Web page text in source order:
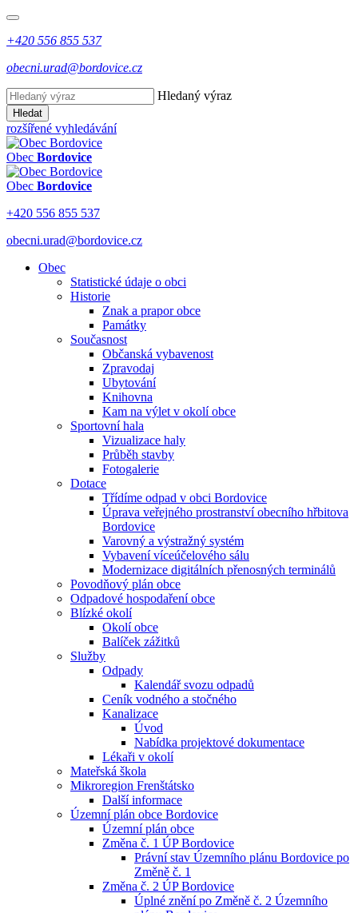
+420 556 855 537
obecni.urad@bordovice.cz
Hledaný výraz
Hledat
rozšířené vyhledávání
Obec Bordovice
Obec Bordovice
+420 556 855 537
obecni.urad@bordovice.cz
Obec
Statistické údaje o obci
Historie
Znak a prapor obce
Památky
Současnost
Občanská vybavenost
Zpravodaj
Ubytování
Knihovna
Kam na výlet v okolí obce
Sportovní hala
Vizualizace haly
Průběh stavby
Fotogalerie
Dotace
Třídíme odpad v obci Bordovice
Úprava veřejného prostranství obecního hřbitova
Bordovice
Varovný a výstražný systém
Vybavení víceúčelového sálu
Modernizace digitálních přenosných terminálů
Povodňový plán obce
Odpadové hospodaření obce
Blízké okolí
Okolí obce
Balíček zážitků
Služby
Odpady
Kalendář svozu odpadů
Ceník vodného a stočného
Kanalizace
Úvod
Nabídka projektové dokumentace
Lékaři v okolí
Mateřská škola
Mikroregion Frenštátsko
Další informace
Územní plán obce Bordovice
Územní plán obce
Změna č. 1 ÚP Bordovice
Právní stav Územního plánu Bordovice po
Změně č. 1
Změna č. 2 ÚP Bordovice
Úplné znění po Změně č. 2 Územního